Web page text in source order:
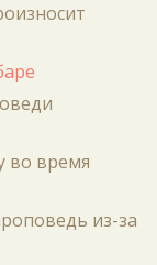
во время
из-за